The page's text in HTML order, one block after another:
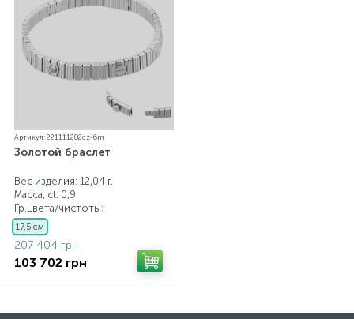
Артикул: 221111202cz-6m
Золотой браслет
Вес изделия: 12,04 г.
Масса, ct: 0,9
Гр.цвета/чистоты:
17,5 см
207 404 грн
103 702 грн